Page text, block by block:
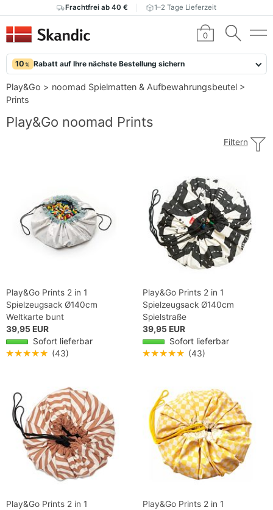
Frachtfrei ab 40 € 1–2 Tage Lieferzeit
0
10 % Rabatt auf Ihre nächste Bestellung sichern
Play&Go > noomad Spielmatten & Aufbewahrungsbeutel >
Prints
Play&Go noomad Prints
Filtern
Play&Go Prints 2 in 1
Spielzeugsack Ø140cm
Weltkarte bunt
39,95 EUR
Sofort lieferbar
★★★★★ (43)
Play&Go Prints 2 in 1
Spielzeugsack Ø140cm
Spielstraße
39,95 EUR
Sofort lieferbar
★★★★★ (43)
Play&Go Prints 2 in 1
Play&Go Prints 2 in 1